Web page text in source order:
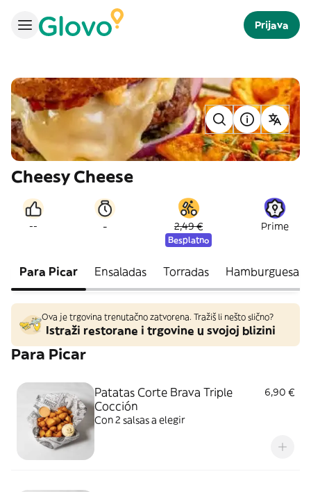
Prijava
Cheesy Cheese
-- - 2,49 €
Besplatno
Prime
Para Picar Ensaladas Torradas Hamburguesas
Ova je trgovina trenutačno zatvorena. Tražiš li nešto slično?
Istraži restorane i trgovine u svojoj blizini
Para Picar
Patatas Corte Brava Triple
Cocción
6,90 €
Con 2 salsas a elegir